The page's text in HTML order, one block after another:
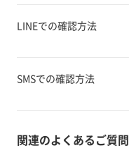
LINEでの確認方法
SMSでの確認方法
関連のよくあるご質問